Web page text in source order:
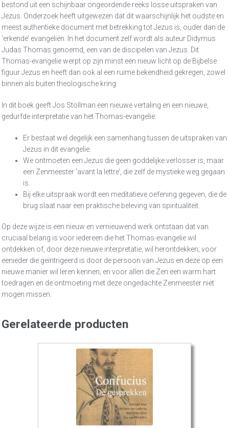
bestond uit een schijnbaar ongeordende reeks losse uitspraken van
Jezus. Onderzoek heeft uitgewezen dat dit waarschijnlijk het oudste en
meest authentieke document met betrekking tot Jezus is, ouder dan de
‘erkende’ evangeliën. In het document zelf wordt als auteur Didymus
Judas Thomas genoemd, een van de discipelen van Jezus. Dit
Thomas-evangelie werpt op zijn minst een nieuw licht op de Bijbelse
figuur Jezus en heeft dan ook al een ruime bekendheid gekregen, zowel
binnen als buiten theologische kring.
In dit boek geeft Jos Stollman een nieuwe vertaling en een nieuwe,
gedurfde interpretatie van het Thomas-evangelie:
Er bestaat wel degelijk een samenhang tussen de uitspraken van
Jezus in dit evangelie.
We ontmoeten een Jezus die geen goddelijke verlosser is, maar
een Zenmeester ‘avant la lettre’, die zelf de mystieke weg gegaan
is.
Bij elke uitspraak wordt een meditatieve oefening gegeven, die de
brug slaat naar een praktische beleving van spiritualiteit.
Op deze wijze is een nieuw en vernieuwend werk ontstaan dat van
cruciaal belang is voor iedereen die het Thomas-evangelie wil
ontdekken of, door deze nieuwe interpretatie, wil herontdekken; voor
eenieder die geïntrigeerd is door de persoon van Jezus en deze op een
nieuwe manier wil leren kennen; en voor allen die Zen een warm hart
toedragen en de ontmoeting met deze ongedachte Zenmeester niet
mogen missen.
Gerelateerde producten